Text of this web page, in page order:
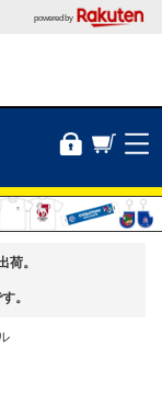
powered by
荷。
。